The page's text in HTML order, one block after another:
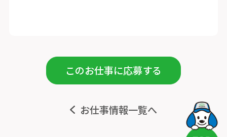
お仕事情報一覧へ
このお仕事に応募する